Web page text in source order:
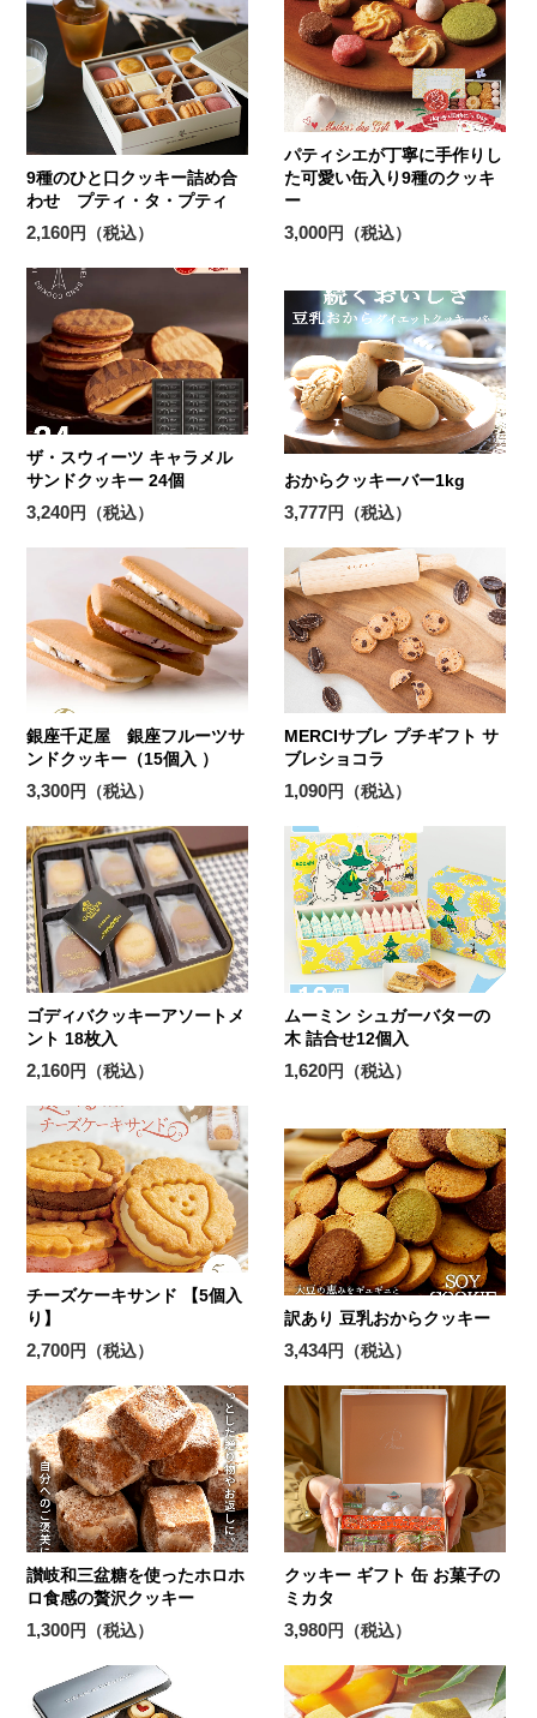
9種のひと口クッキー詰め合
わせ プティ・タ・プティ
2,160円（税込）
パティシエが丁寧に手作りし
た可愛い缶入り9種のクッキ
ー
3,000円（税込）
ザ・スウィーツ キャラメル
サンドクッキー 24個
3,240円（税込）
おからクッキーバー1kg
3,777円（税込）
銀座千疋屋 銀座フルーツサ
ンドクッキー（15個入 ）
3,300円（税込）
MERCIサブレ プチギフト サ
ブレショコラ
1,090円（税込）
ゴディバクッキーアソートメ
ント 18枚入
2,160円（税込）
ムーミン シュガーバターの
木 詰合せ12個入
1,620円（税込）
チーズケーキサンド 【5個入
り】
2,700円（税込）
訳あり 豆乳おからクッキー
3,434円（税込）
讃岐和三盆糖を使ったホロホ
ロ食感の贅沢クッキー
1,300円（税込）
クッキー ギフト 缶 お菓子の
ミカタ
3,980円（税込）